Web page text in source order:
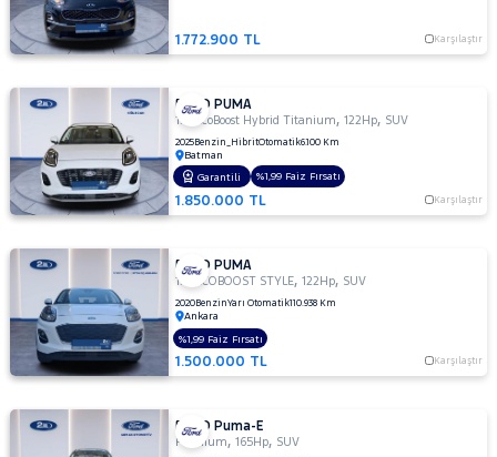
1.772.900 TL Karşılaştır
FORD PUMA
1.0 EcoBoost Hybrid Titanium,122Hp, SUV
2025Benzin_HibritOtomatik6.100 Km
Batman
1.850.000 TL Karşılaştır
Garantili %1,99 Faiz Fırsatı
FORD PUMA
1.0 ECOBOOST STYLE,122Hp, SUV
2020BenzinYarı Otomatik110.938 Km
Ankara
1.500.000 TL Karşılaştır
%1,99 Faiz Fırsatı
FORD Puma-E
Premium,165Hp, SUV